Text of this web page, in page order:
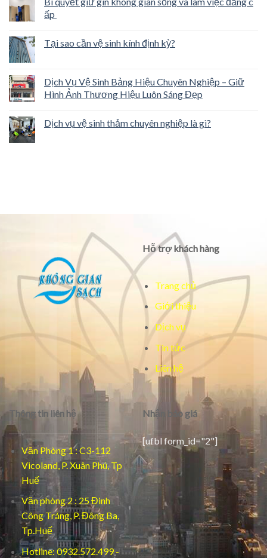
ấp
Tại sao cần vệ sinh kính định kỳ?
Dịch Vụ Vệ Sinh Bảng Hiệu Chuyên Nghiệp – Giữ
Hình Ảnh Thương Hiệu Luôn Sáng Đẹp
Dịch vụ vệ sinh thảm chuyên nghiệp là gì?
Hỗ trợ khách hàng
Trang chủ
Giới thiệu
Dịch vụ
Tin tức
Liên hệ
Thông tin liên hệ
Văn Phòng 1 : C3-112
Vicoland, P. Xuân Phú, Tp
Huế
Văn phòng 2 : 25 Đinh
Công Tráng, P. Đông Ba,
Tp.Huế
Hotline: 0932.572.499 -
Nhận báo giá
[ufbl form_id="2"]